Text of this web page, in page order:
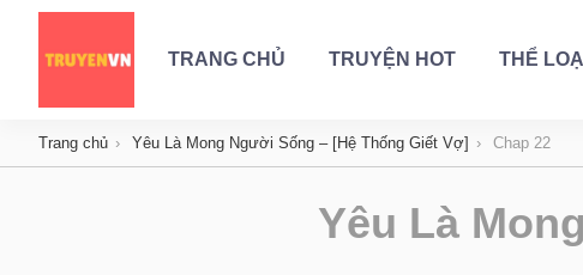
TRANG CHỦ TRUYỆN HOT THỂ LOẠI
Trang chủ Yêu Là Mong Người Sống – [Hệ Thống Giết Vợ] Chap 22
Yêu Là